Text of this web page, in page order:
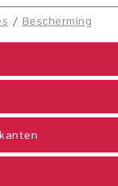
/Bescherming